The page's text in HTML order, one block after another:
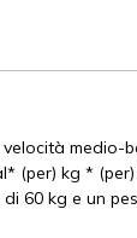
medio-
(per) kg *
60 kg e un